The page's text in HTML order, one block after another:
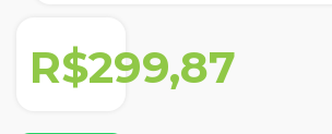
R$299,87